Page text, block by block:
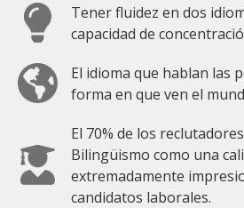
Tener fluidez en dos
capacidad de
El idioma que hablan las
forma en que ven el
El 70% de los
Bilingüismo como una
extremadamente
candidatos laborales.